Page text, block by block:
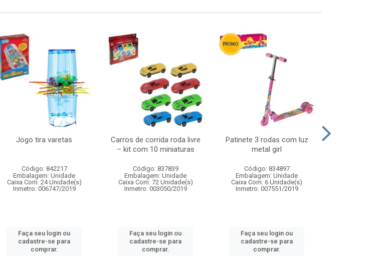
Jogo tira varetas
Código: 842217
Embalagem: Unidade
Caixa Com: 24 Unidade(s)
Inmetro: 006747/2019
Faça seu login ou
cadastre-se para
comprar.
Carros de corrida roda livre
– kit com 10 miniaturas
Código: 837839
Embalagem: Unidade
Caixa Com: 72 Unidade(s)
Inmetro: 003050/2019
Faça seu login ou
cadastre-se para
comprar.
Patinete 3 rodas com luz
metal girl
Código: 834897
Embalagem: Unidade
Caixa Com: 6 Unidade(s)
Inmetro: 007551/2019
Faça seu login ou
cadastre-se para
comprar.